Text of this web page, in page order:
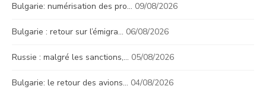
Bulgarie: numérisation des pro… 09/08/2026
Bulgarie : retour sur l’émigra… 06/08/2026
Russie : malgré les sanctions,… 05/08/2026
Bulgarie: le retour des avions… 04/08/2026